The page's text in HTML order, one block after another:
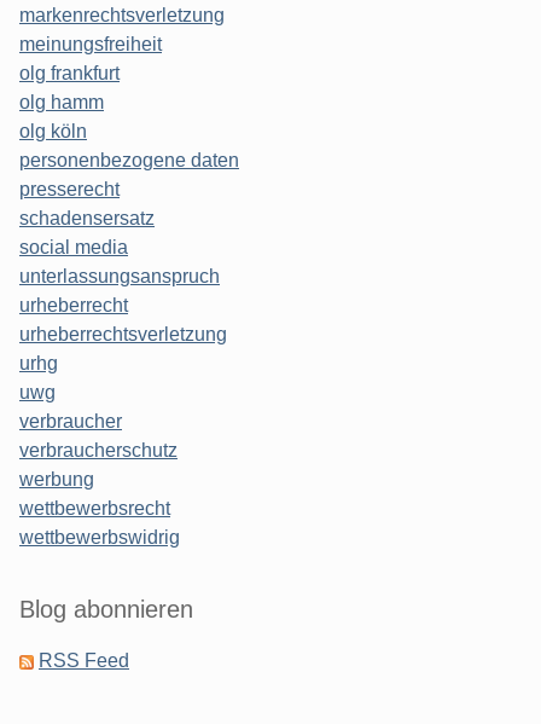
markenrechtsverletzung
meinungsfreiheit
olg frankfurt
olg hamm
olg köln
personenbezogene daten
presserecht
schadensersatz
social media
unterlassungsanspruch
urheberrecht
urheberrechtsverletzung
urhg
uwg
verbraucher
verbraucherschutz
werbung
wettbewerbsrecht
wettbewerbswidrig
Blog abonnieren
RSS Feed